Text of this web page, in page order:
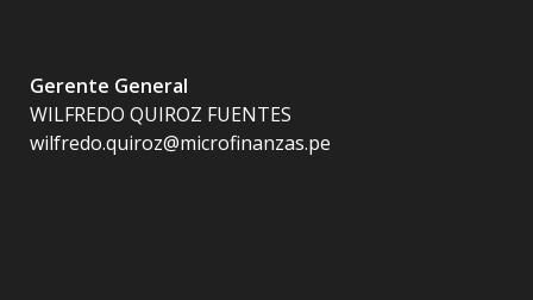
Gerente General
WILFREDO QUIROZ FUENTES
wilfredo.quiroz@microfinanzas.pe